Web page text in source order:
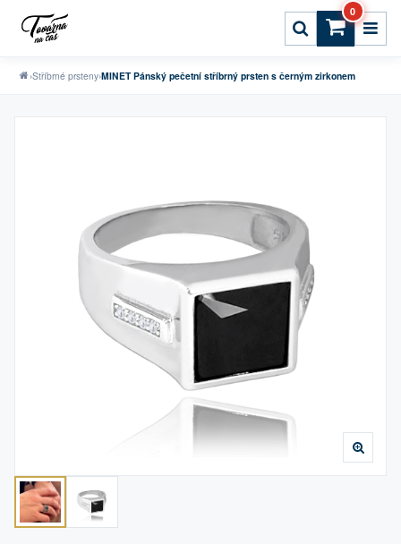
0
›Stříbrné prsteny›MINET Pánský pečetní stříbrný prsten s černým zirkonem